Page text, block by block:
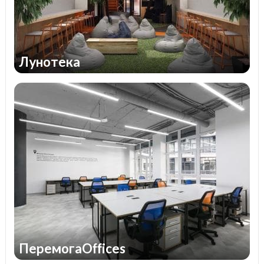
Лунотека
ПеремогаOffices